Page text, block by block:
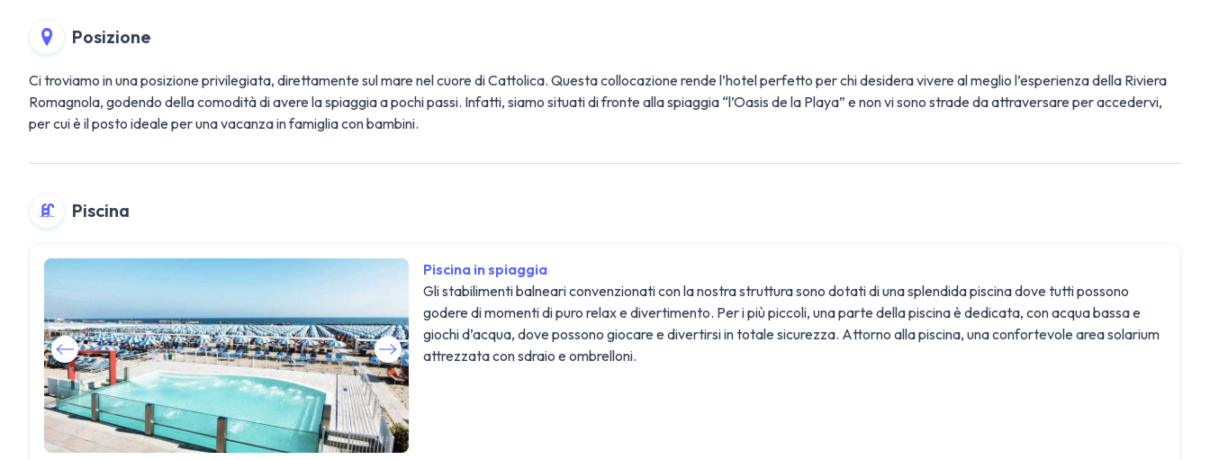
Posizione
Ci troviamo in una posizione privilegiata, direttamente sul mare nel cuore di Cattolica. Questa collocazione rende l’hotel perfetto per chi desidera vivere al meglio l’esperienza della Riviera
Romagnola, godendo della comodità di avere la spiaggia a pochi passi. Infatti, siamo situati di fronte alla spiaggia “l’Oasis de la Playa” e non vi sono strade da attraversare per accedervi,
per cui è il posto ideale per una vacanza in famiglia con bambini.
Piscina
Piscina in spiaggia
Gli stabilimenti balneari convenzionati con la nostra struttura sono dotati di una splendida piscina dove tutti possono
godere di momenti di puro relax e divertimento. Per i più piccoli, una parte della piscina è dedicata, con acqua bassa e
giochi d’acqua, dove possono giocare e divertirsi in totale sicurezza. Attorno alla piscina, una confortevole area solarium
attrezzata con sdraio e ombrelloni.